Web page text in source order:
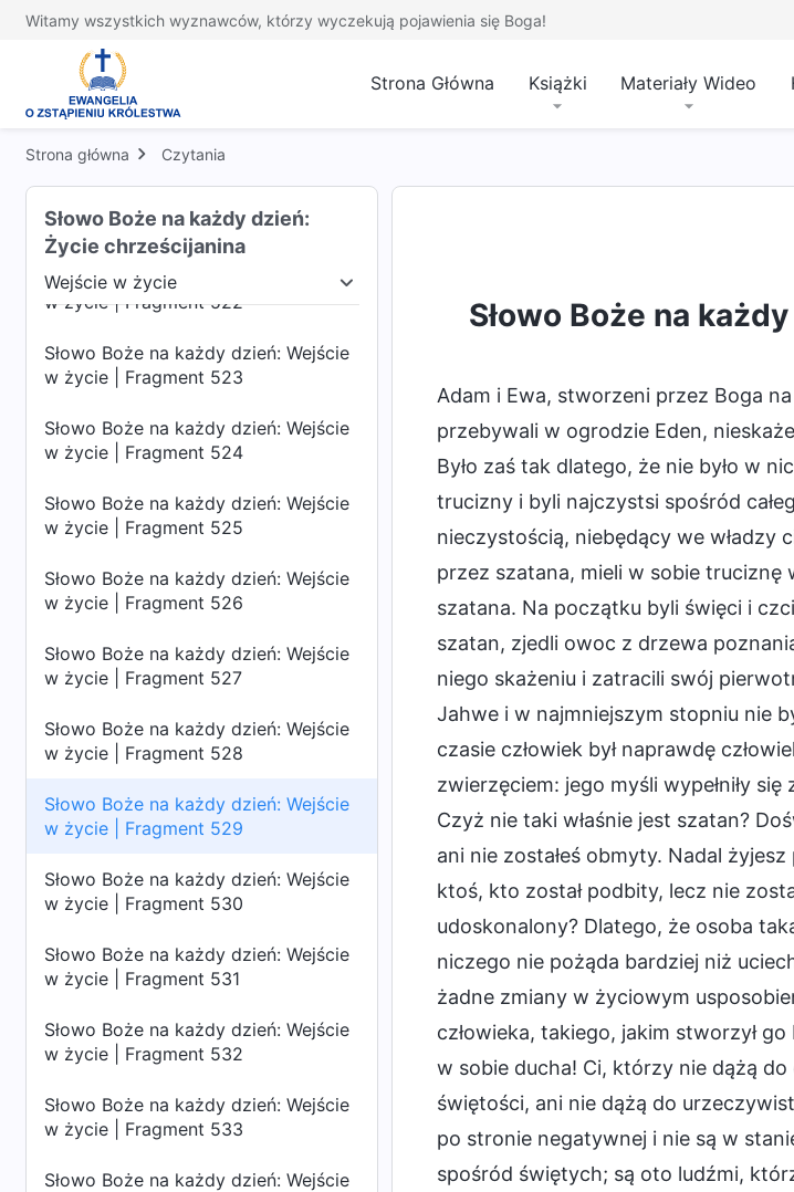
Witamy wszystkich wyznawców, którzy wyczekują pojawienia się Boga!
Strona Główna Książki Materiały Wideo
Strona główna Czytania
Słowo Boże na każdy dzień:
Życie chrześcijanina
Wejście w życie
Wejście w życie Przeznaczenie i wynik
Słowo Boże na każdy dzień: Wejście
w życie | Fragment 519
w życie | Fragment 520
w życie | Fragment 521
Słowo Boże na każdy dzień: Wejście
w życie | Fragment 522
Słowo Boże na każdy dzień: Wejście
w życie | Fragment 523
Słowo Boże na każdy dzień: Wejście
w życie | Fragment 524
Słowo Boże na każdy dzień: Wejście
w życie | Fragment 525
Słowo Boże na każdy dzień: Wejście
w życie | Fragment 526
Słowo Boże na każdy dzień: Wejście
w życie | Fragment 527
Słowo Boże na każdy dzień: Wejście
w życie | Fragment 528
Słowo Boże na każdy dzień: Wejście
w życie | Fragment 529
Słowo Boże na każdy dzień: Wejście
w życie | Fragment 530
Słowo Boże na każdy dzień: Wejście
w życie | Fragment 531
Słowo Boże na każdy dzień: Wejście
w życie | Fragment 532
Słowo Boże na każdy dzień: Wejście
w życie | Fragment 533
Słowo Boże na każdy dzień: Wejście
Słowo Boże na
Adam i Ewa, stworzeni przez Boga
przebywali w ogrodzie Eden,
Było zaś tak dlatego, że nie było w
trucizny i byli najczystsi spośród
nieczystością, niebędący we władzy
przez szatana, mieli w sobie truciznę
szatana. Na początku byli święci i
szatan, zjedli owoc z drzewa
niego skażeniu i zatracili swój
Jahwe i w najmniejszym stopniu nie
czasie człowiek był naprawdę
zwierzęciem: jego myśli wypełniły
Czyż nie taki właśnie jest szatan?
ani nie zostałeś obmyty. Nadal
ktoś, kto został podbity, lecz nie
udoskonalony? Dlatego, że osoba
niczego nie pożąda bardziej niż
żadne zmiany w życiowym
człowieka, takiego, jakim stworzył
w sobie ducha! Ci, którzy nie dążą
świętości, ani nie dążą do
po stronie negatywnej i nie są w
spośród świętych; są oto ludźmi,